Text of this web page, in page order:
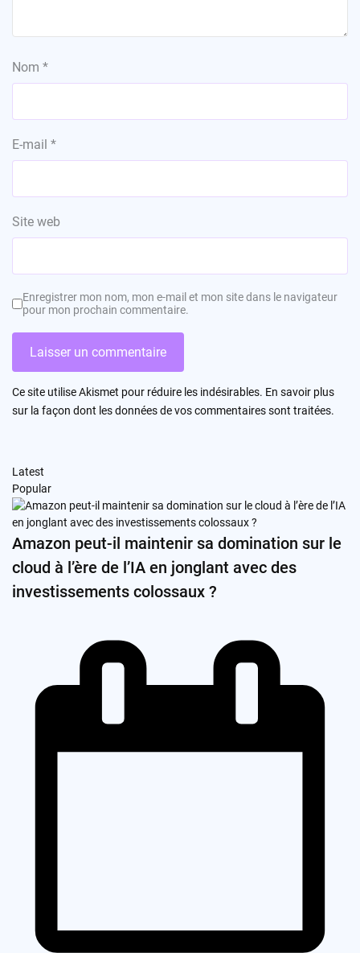
Nom *
E-mail *
Site web
Enregistrer mon nom, mon e-mail et mon site dans le navigateur
pour mon prochain commentaire.
Ce site utilise Akismet pour réduire les indésirables. En savoir plus
sur la façon dont les données de vos commentaires sont traitées.
Latest
Popular
Amazon peut-il maintenir sa domination sur le
cloud à l’ère de l’IA en jonglant avec des
investissements colossaux ?